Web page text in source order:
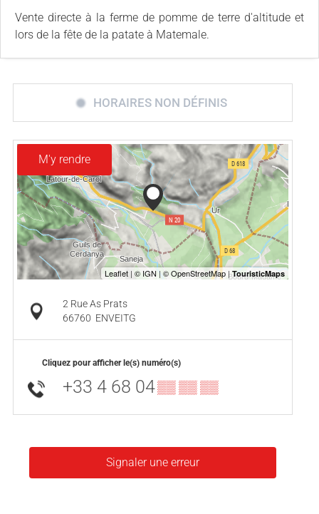
Vente directe à la ferme de pomme de terre d'altitude et
lors de la fête de la patate à Matemale.
HORAIRES NON DÉFINIS
M'y rendre
2 Rue As Prats
66760 ENVEITG
Cliquez pour afficher le(s) numéro(s)
+33 4 68 04▒▒ ▒▒ ▒▒
Signaler une erreur